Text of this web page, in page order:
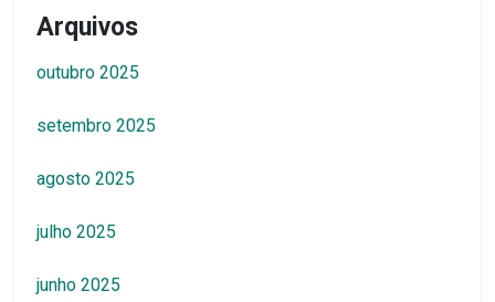
Arquivos
outubro 2025
setembro 2025
agosto 2025
julho 2025
junho 2025